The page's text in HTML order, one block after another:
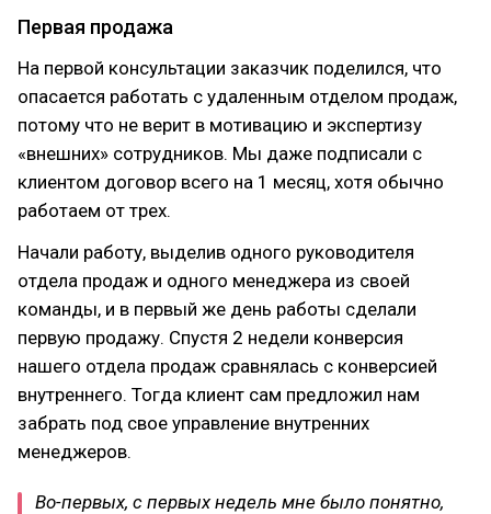
Первая продажа
На первой консультации заказчик поделился, что
опасается работать с удаленным отделом продаж,
потому что не верит в мотивацию и экспертизу
«внешних» сотрудников. Мы даже подписали с
клиентом договор всего на 1 месяц, хотя обычно
работаем от трех.
Начали работу, выделив одного руководителя
отдела продаж и одного менеджера из своей
команды, и в первый же день работы сделали
первую продажу. Спустя 2 недели конверсия
нашего отдела продаж сравнялась с конверсией
внутреннего. Тогда клиент сам предложил нам
забрать под свое управление внутренних
менеджеров.
Во-первых, с первых недель мне было понятно,